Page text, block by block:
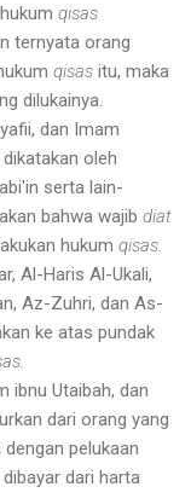
qisas
ternyata orang
qisas itu, maka
dilukainya.
dan Imam
oleh
serta lain-
bahwa wajib diat
hukum qisas.
Al-Haris Al-Ukali,
Az-Zuhri, dan As-
ke atas pundak
ibnu Utaibah, dan
dari orang yang
pelukaan
dari harta